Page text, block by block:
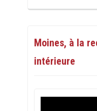
Moines, à la
intérieure